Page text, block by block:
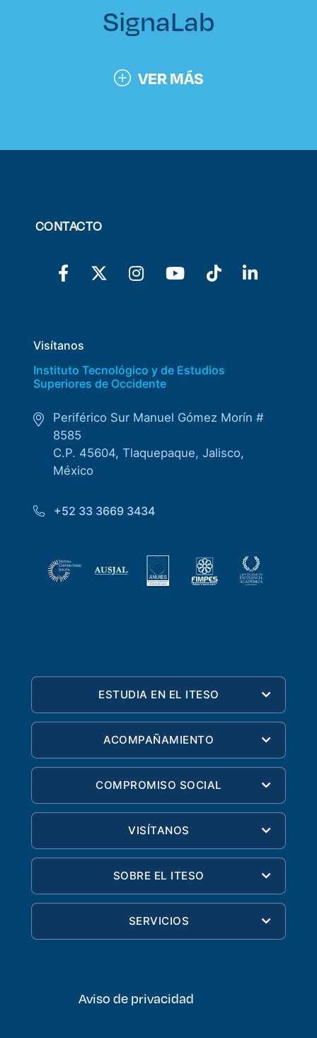
SignaLab
VER MÁS
CONTACTO
Visítanos
Instituto Tecnológico y de Estudios
Superiores de Occidente
Periférico Sur Manuel Gómez Morín #
8585
C.P. 45604, Tlaquepaque, Jalisco,
México
+52 33 3669 3434
ESTUDIA EN EL ITESO
ACOMPAÑAMIENTO
COMPROMISO SOCIAL
VISÍTANOS
SOBRE EL ITESO
SERVICIOS
Aviso de privacidad